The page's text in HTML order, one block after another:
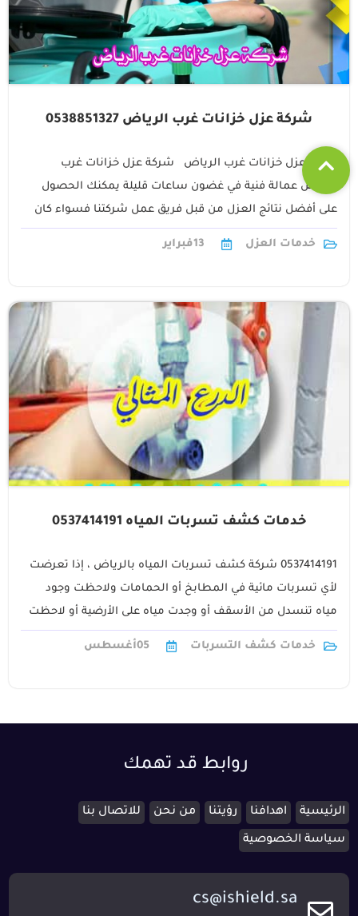
شركة عزل خزانات غرب الرياض 0538851327
شركة عزل خزانات غرب الرياض شركة عزل خزانات غرب
الرياض عمالة فنية في غضون ساعات قليلة يمكنك الحصول
على أفضل نتائج العزل من قبل فريق عمل شركتنا فسواء كان
لديك1
خدمات العزل
13فبراير
خدمات كشف تسربات المياه 0537414191
0537414191 شركة كشف تسربات المياه بالرياض ، إذا تعرضت
لأي تسربات مائية في المطابخ أو الحمامات ولاحظت وجود
مياه تنسدل من الأسقف أو وجدت مياه على الأرضية أو لاحظت
ارتفاع1
خدمات كشف التسربات
05أغسطس
روابط قد تهمك
الرئيسية اهدافنا رؤيتنا من نحن للاتصال بنا
سياسة الخصوصية
cs@ishield.sa